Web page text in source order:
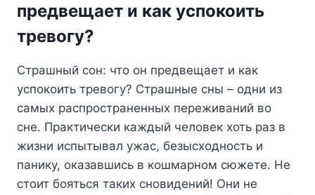
предвещает и как успокоить
тревогу?
Страшный сон: что он предвещает и как
успокоить тревогу? Страшные сны – одни из
самых распространенных переживаний во
сне. Практически каждый человек хоть раз в
жизни испытывал ужас, безысходность и
панику, оказавшись в кошмарном сюжете. Не
стоит бояться таких сновидений! Они не